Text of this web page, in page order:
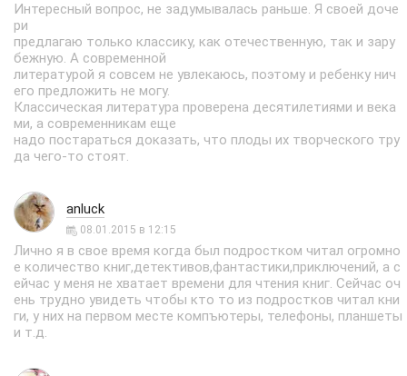
Интересный вопрос, не задумывалась раньше. Я своей доче
ри
предлагаю только классику, как отечественную, так и зару
бежную. А современной
литературой я совсем не увлекаюсь, поэтому и ребенку нич
его предложить не могу.
Классическая литература проверена десятилетиями и века
ми, а современникам еще
надо постараться доказать, что плоды их творческого тру
да чего-то стоят.
anluck
08.01.2015 в 12:15
Лично я в свое время когда был подростком читал огромно
е количество книг,детективов,фантастики,приключений, а с
ейчас у меня не хватает времени для чтения книг. Сейчас оч
ень трудно увидеть чтобы кто то из подростков читал кни
ги, у них на первом месте компъютеры, телефоны, планшеты
и т.д.